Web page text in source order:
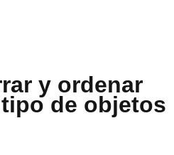
y ordenar
de objetos